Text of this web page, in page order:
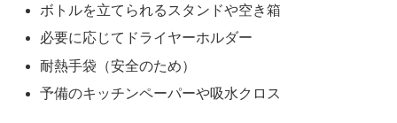
ボトルを立てられるスタンドや空き箱
必要に応じてドライヤーホルダー
耐熱手袋（安全のため）
予備のキッチンペーパーや吸水クロス